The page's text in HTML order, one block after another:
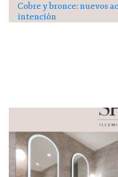
Cobre y bronce: nuevos
intención